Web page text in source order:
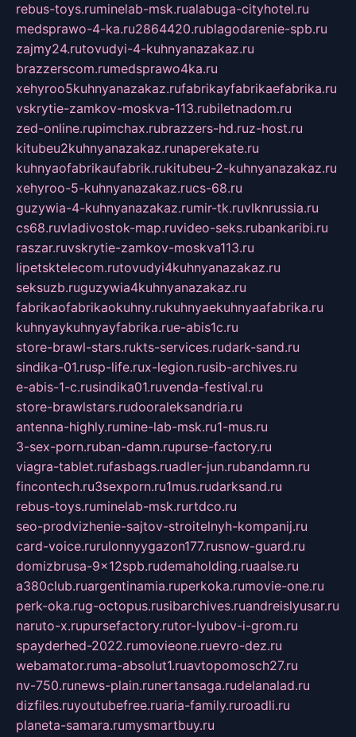
rebus-toys.ruminelab-msk.rualabuga-cityhotel.ru
medsprawo-4-ka.ru2864420.rublagodarenie-spb.ru
zajmy24.rutovudyi-4-kuhnyanazakaz.ru
brazzerscom.rumedsprawo4ka.ru
xehyroo5kuhnyanazakaz.rufabrikayfabrikaefabrika.ru
vskrytie-zamkov-moskva-113.rubiletnadom.ru
zed-online.rupimchax.rubrazzers-hd.ruz-host.ru
kitubeu2kuhnyanazakaz.runaperekate.ru
kuhnyaofabrikaufabrik.rukitubeu-2-kuhnyanazakaz.ru
xehyroo-5-kuhnyanazakaz.rucs-68.ru
guzywia-4-kuhnyanazakaz.rumir-tk.ruvlknrussia.ru
cs68.ruvladivostok-map.ruvideo-seks.rubankaribi.ru
raszar.ruvskrytie-zamkov-moskva113.ru
lipetsktelecom.rutovudyi4kuhnyanazakaz.ru
seksuzb.ruguzywia4kuhnyanazakaz.ru
fabrikaofabrikaokuhny.rukuhnyaekuhnyaafabrika.ru
kuhnyaykuhnyayfabrika.rue-abis1c.ru
store-brawl-stars.rukts-services.rudark-sand.ru
sindika-01.rusp-life.rux-legion.rusib-archives.ru
e-abis-1-c.rusindika01.ruvenda-festival.ru
store-brawlstars.rudooraleksandria.ru
antenna-highly.rumine-lab-msk.ru1-mus.ru
3-sex-porn.ruban-damn.rupurse-factory.ru
viagra-tablet.rufasbags.ruadler-jun.rubandamn.ru
fincontech.ru3sexporn.ru1mus.rudarksand.ru
rebus-toys.ruminelab-msk.rurtdco.ru
seo-prodvizhenie-sajtov-stroitelnyh-kompanij.ru
card-voice.rurulonnyygazon177.rusnow-guard.ru
domizbrusa-9x12spb.rudemaholding.ruaalse.ru
a380club.ruargentinamia.ruperkoka.rumovie-one.ru
perk-oka.rug-octopus.rusibarchives.ruandreislyusar.ru
naruto-x.rupursefactory.rutor-lyubov-i-grom.ru
spayderhed-2022.rumovieone.ruevro-dez.ru
webamator.ruma-absolut1.ruavtopomosch27.ru
nv-750.runews-plain.runertansaga.rudelanalad.ru
dizfiles.ruyoutubefree.ruaria-family.ruroadli.ru
planeta-samara.rumysmartbuy.ru